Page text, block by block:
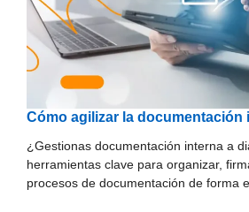
Cómo agilizar la documentación
¿Gestionas documentación interna a
herramientas clave para organizar,
procesos de documentación de forma